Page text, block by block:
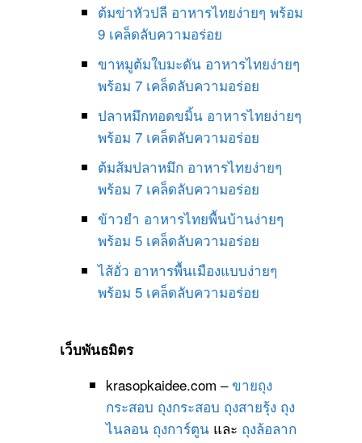
ต้มข่าหัวปลี อาหารไทยง่ายๆ พร้อม
9 เคล็ดลับความอร่อย
ขาหมูต้มใบมะดัน อาหารไทยง่ายๆ
พร้อม 7 เคล็ดลับความอร่อย
ปลาหมึกทอดขมิ้น อาหารไทยง่ายๆ
พร้อม 7 เคล็ดลับความอร่อย
ต้มส้มปลาหมึก อาหารไทยง่ายๆ
พร้อม 7 เคล็ดลับความอร่อย
ข้าวยำ อาหารไทยพื้นบ้านง่ายๆ
พร้อม 5 เคล็ดลับความอร่อย
ไส้อั่ว อาหารพื้นเมืองแบบง่ายๆ
พร้อม 5 เคล็ดลับความอร่อย
เว็บพันธมิตร
krasopkaidee.com –ขายถุง
กระสอบ ถุงกระสอบ ถุงสายรุ้ง ถุง
ไนลอน ถุงการ์ตูนและ ถุงล้อลาก